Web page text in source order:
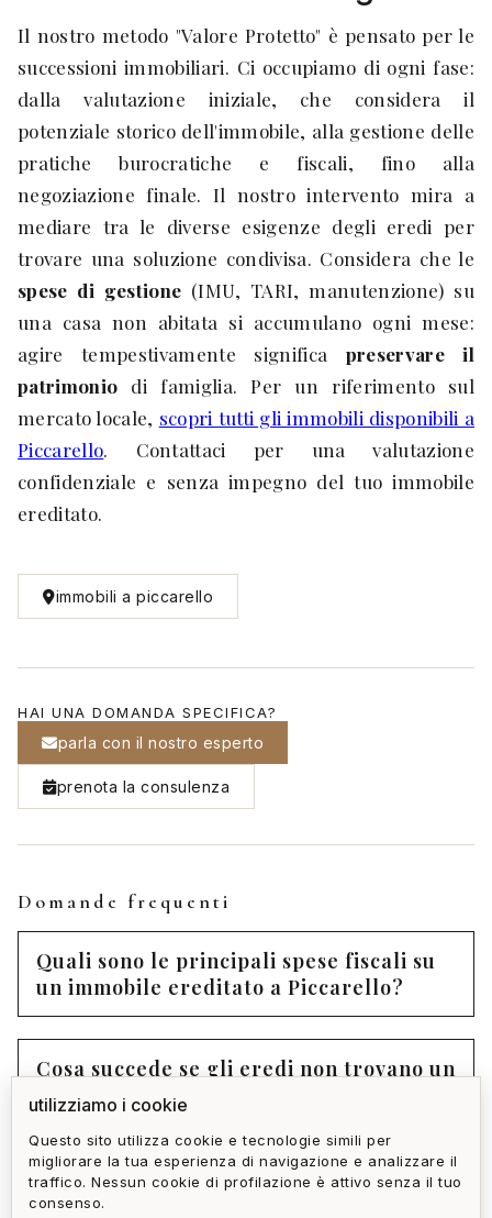
Il nostro metodo "Valore Protetto" è pensato per le
successioni immobiliari. Ci occupiamo di ogni fase:
dalla valutazione iniziale, che considera il
potenziale storico dell'immobile, alla gestione delle
pratiche burocratiche e fiscali, fino alla
negoziazione finale. Il nostro intervento mira a
mediare tra le diverse esigenze degli eredi per
trovare una soluzione condivisa. Considera che le
spese di gestione (IMU, TARI, manutenzione) su
una casa non abitata si accumulano ogni mese:
agire tempestivamente significa preservare il
patrimonio di famiglia. Per un riferimento sul
mercato locale, scopri tutti gli immobili disponibili a
Piccarello. Contattaci per una valutazione
confidenziale e senza impegno del tuo immobile
ereditato.
immobili a piccarello
HAI UNA DOMANDA SPECIFICA?
parla con il nostro esperto
prenota la consulenza
Domande frequenti
Quali sono le principali spese fiscali su
un immobile ereditato a Piccarello?
Cosa succede se gli eredi non trovano un
accordo sulla vendita?
Quanto tempo richiede mediamente la
vendita di un immobile in successione?
utilizziamo i cookie
Questo sito utilizza cookie e tecnologie simili per
migliorare la tua esperienza di navigazione e analizzare il
traffico. Nessun cookie di profilazione è attivo senza il tuo
consenso.